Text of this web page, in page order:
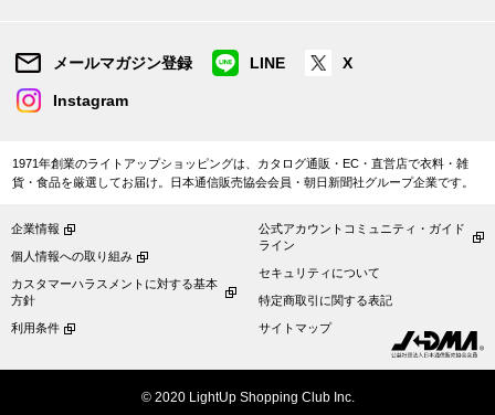
手袋
ベルト
靴下
サングラス／
メールマガジン登録 LINE X
Instagram
1971年創業のライトアップショッピングは、カタログ通販・EC・直営店で衣料・雑
貨・食品を厳選してお届け。日本通信販売協会会員・朝日新聞社グループ企業です。
企業情報
個人情報への取り組み
カスタマーハラスメントに対する基本
方針
利用条件
公式アカウントコミュニティ・ガイド
ライン
セキュリティについて
特定商取引に関する表記
サイトマップ
© 2020 LightUp Shopping Club Inc.